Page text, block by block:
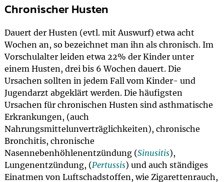
Chronischer Husten
Dauert der Husten (evtl. mit Auswurf) etwa acht
Wochen an, so bezeichnet man ihn als chronisch. Im
Vorschulalter leiden etwa 22% der Kinder unter
einem Husten, drei bis 6 Wochen dauert. Die
Ursachen sollten in jedem Fall vom Kinder- und
Jugendarzt abgeklärt werden. Die häufigsten
Ursachen für chronischen Husten sind asthmatische
Erkrankungen, (auch
Nahrungsmittelunverträglichkeiten), chronische
Bronchitis, chronische
Nasennebenhöhlenentzündung (Sinusitis),
Lungenentzündung, (Pertussis) und auch ständiges
Einatmen von Luftschadstoffen, wie Zigarettenrauch,